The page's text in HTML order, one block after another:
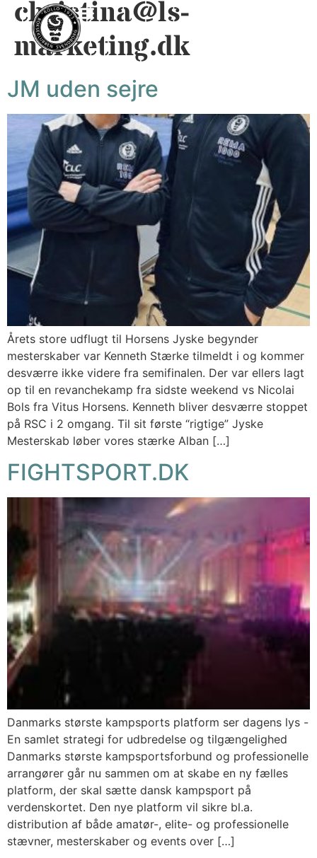
christina@ls-
marketing.dk
JM uden sejre
Årets store udflugt til Horsens Jyske begynder
mesterskaber var Kenneth Stærke tilmeldt i og kommer
desværre ikke videre fra semifinalen. Der var ellers lagt
op til en revanchekamp fra sidste weekend vs Nicolai
Bols fra Vitus Horsens. Kenneth bliver desværre stoppet
på RSC i 2 omgang. Til sit første “rigtige” Jyske
Mesterskab løber vores stærke Alban […]
FIGHTSPORT.DK
Danmarks største kampsports platform ser dagens lys -
En samlet strategi for udbredelse og tilgængelighed
Danmarks største kampsportsforbund og professionelle
arrangører går nu sammen om at skabe en ny fælles
platform, der skal sætte dansk kampsport på
verdenskortet. Den nye platform vil sikre bl.a.
distribution af både amatør-, elite- og professionelle
stævner, mesterskaber og events over […]